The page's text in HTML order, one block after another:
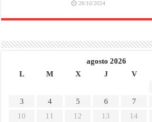
28/10/2024
agosto 2026
L
M X J V
3
4 5 6 7
10
11 12 13 14